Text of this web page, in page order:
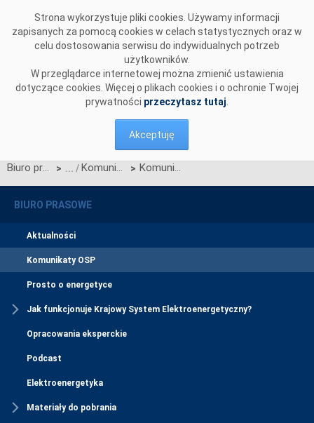
Strona wykorzystuje pliki cookies. Używamy informacji
zapisanych za pomocą cookies w celach statystycznych oraz w
celu dostosowania serwisu do indywidualnych potrzeb
użytkowników.
W przeglądarce internetowej można zmienić ustawienia
dotyczące cookies. Więcej o plikach cookies i o ochronie Twojej
prywatności przeczytasz tutaj
Akceptuję
Biuro prasowe > Komunikaty OSP > Komunikat OSP z dnia 16 czerwca 2025 r. dotyczący cen na rynku bilansującym
BIURO PRASOWE
Aktualności
Komunikaty OSP
Prosto o energetyce
Jak funkcjonuje Krajowy System Elektroenergetyczny?
Opracowania eksperckie
Podcast
Elektroenergetyka
Materiały do pobrania